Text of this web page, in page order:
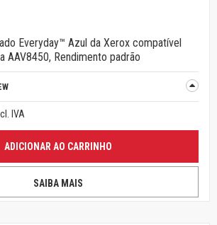
Everyday™ Azul da Xerox compatível
AAV8450, Rendimento padrão
IVA
ADICIONAR AO CARRINHO
SAIBA MAIS